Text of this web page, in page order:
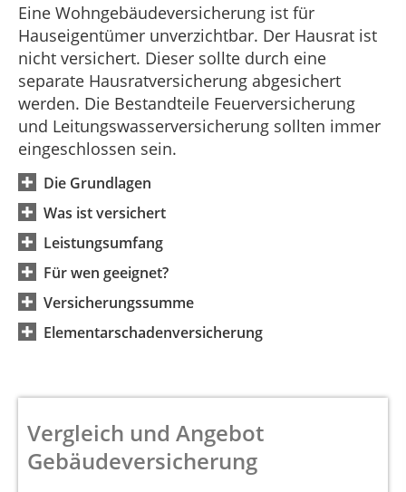
Eine Wohngebäudeversicherung ist für
Hauseigentümer unverzichtbar. Der Hausrat ist
nicht versichert. Dieser sollte durch eine
separate Hausratversicherung abgesichert
werden. Die Bestandteile Feuerversicherung
und Leitungswasserversicherung sollten immer
eingeschlossen sein.
Die Grundlagen
Was ist versichert
Leistungsumfang
Für wen geeignet?
Versicherungssumme
Elementarschadenversicherung
Vergleich und Angebot
Gebäudeversicherung